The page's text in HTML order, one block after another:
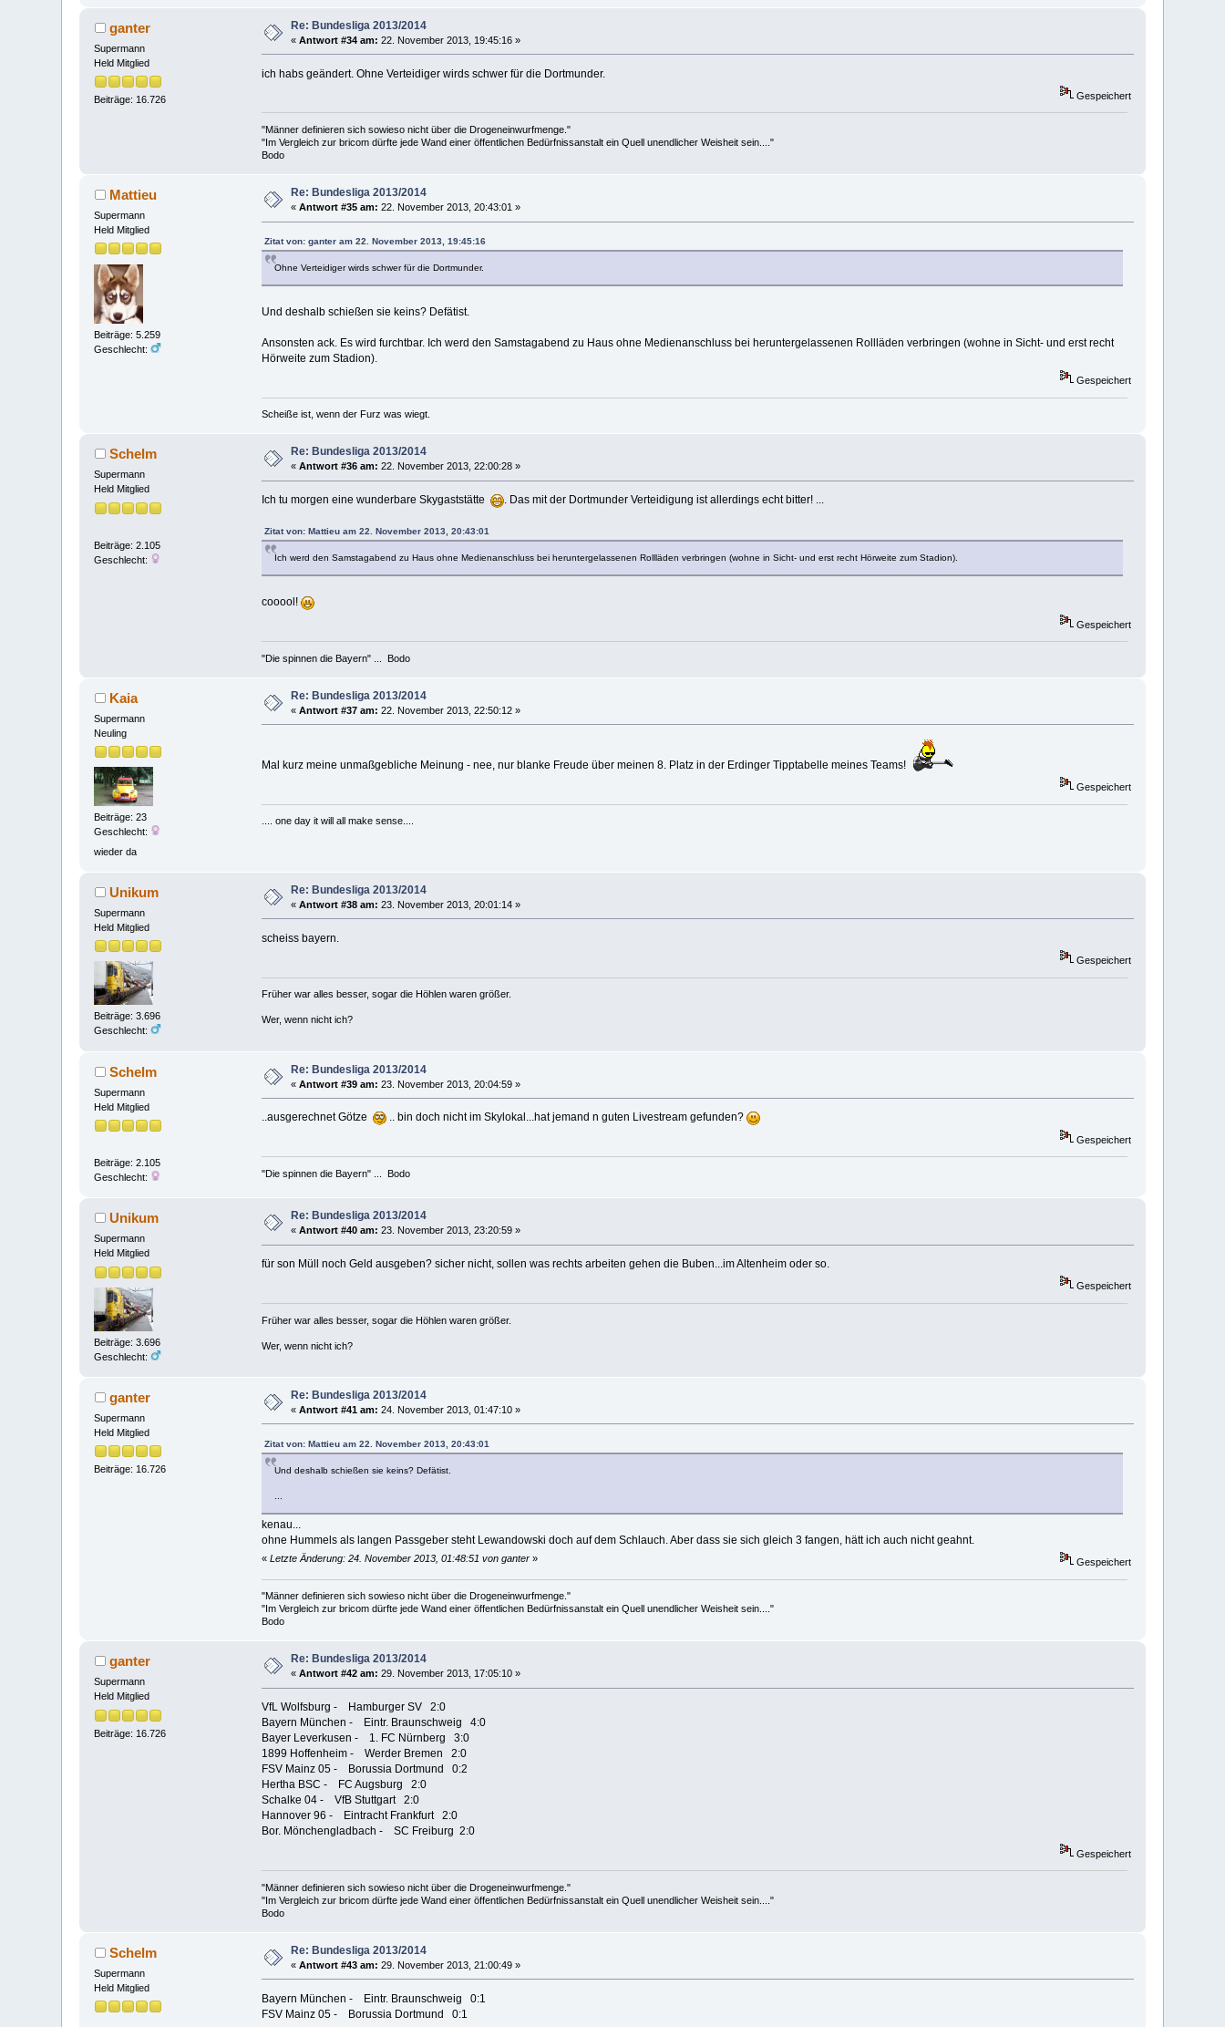
ganter
Supermann
Held Mitglied
Beiträge: 16.726
Re: Bundesliga 2013/2014
«Antwort #34 am: 22. November 2013, 19:45:16 »
ich habs geändert. Ohne Verteidiger wirds schwer für die Dortmunder.
Gespeichert
"Männer definieren sich sowieso nicht über die Drogeneinwurfmenge."
"Im Vergleich zur bricom dürfte jede Wand einer öffentlichen Bedürfnissanstalt ein Quell unendlicher Weisheit sein...."
Bodo
Mattieu
Supermann
Held Mitglied
Beiträge: 5.259
Geschlecht:
Re: Bundesliga 2013/2014
«Antwort #35 am: 22. November 2013, 20:43:01 »
Zitat von: ganter am 22. November 2013, 19:45:16
Ohne Verteidiger wirds schwer für die Dortmunder.
Und deshalb schießen sie keins? Defätist.
Ansonsten ack. Es wird furchtbar. Ich werd den Samstagabend zu Haus ohne Medienanschluss bei heruntergelassenen Rollläden verbringen (wohne in Sicht- und erst recht
Hörweite zum Stadion).
Gespeichert
Scheiße ist, wenn der Furz was wiegt.
Schelm
Supermann
Held Mitglied
Beiträge: 2.105
Geschlecht:
Re: Bundesliga 2013/2014
«Antwort #36 am: 22. November 2013, 22:00:28 »
Ich tu morgen eine wunderbare Skygaststätte . Das mit der Dortmunder Verteidigung ist allerdings echt bitter! ...
Zitat von: Mattieu am 22. November 2013, 20:43:01
Ich werd den Samstagabend zu Haus ohne Medienanschluss bei heruntergelassenen Rollläden verbringen (wohne in Sicht- und erst recht Hörweite zum Stadion).
cooool!
Gespeichert
"Die spinnen die Bayern" ... Bodo
Kaia
Supermann
Neuling
Beiträge: 23
Geschlecht:
wieder da
Re: Bundesliga 2013/2014
«Antwort #37 am: 22. November 2013, 22:50:12 »
Mal kurz meine unmaßgebliche Meinung - nee, nur blanke Freude über meinen 8. Platz in der Erdinger Tipptabelle meines Teams!
Gespeichert
.... one day it will all make sense....
Unikum
Supermann
Held Mitglied
Beiträge: 3.696
Geschlecht:
Re: Bundesliga 2013/2014
«Antwort #38 am: 23. November 2013, 20:01:14 »
scheiss bayern.
Gespeichert
Früher war alles besser, sogar die Höhlen waren größer.
Wer, wenn nicht ich?
Schelm
Supermann
Held Mitglied
Beiträge: 2.105
Geschlecht:
Re: Bundesliga 2013/2014
«Antwort #39 am: 23. November 2013, 20:04:59 »
..ausgerechnet Götze .. bin doch nicht im Skylokal...hat jemand n guten Livestream gefunden?
Gespeichert
"Die spinnen die Bayern" ... Bodo
Unikum
Supermann
Held Mitglied
Beiträge: 3.696
Geschlecht:
Re: Bundesliga 2013/2014
«Antwort #40 am: 23. November 2013, 23:20:59 »
für son Müll noch Geld ausgeben? sicher nicht, sollen was rechts arbeiten gehen die Buben...im Altenheim oder so.
Gespeichert
Früher war alles besser, sogar die Höhlen waren größer.
Wer, wenn nicht ich?
ganter
Supermann
Held Mitglied
Beiträge: 16.726
Re: Bundesliga 2013/2014
«Antwort #41 am: 24. November 2013, 01:47:10 »
Zitat von: Mattieu am 22. November 2013, 20:43:01
Und deshalb schießen sie keins? Defätist.
kenau...
ohne Hummels als langen Passgeber steht Lewandowski doch auf dem Schlauch. Aber dass sie sich gleich 3 fangen, hätt ich auch nicht geahnt.
« Letzte Änderung: 24. November 2013, 01:48:51 von ganter» Gespeichert
"Männer definieren sich sowieso nicht über die Drogeneinwurfmenge."
"Im Vergleich zur bricom dürfte jede Wand einer öffentlichen Bedürfnissanstalt ein Quell unendlicher Weisheit sein...."
Bodo
ganter
Supermann
Held Mitglied
Beiträge: 16.726
Re: Bundesliga 2013/2014
«Antwort #42 am: 29. November 2013, 17:05:10 »
VfL Wolfsburg - Hamburger SV 2:0
Bayern München - Eintr. Braunschweig 4:0
Bayer Leverkusen - 1. FC Nürnberg 3:0
1899 Hoffenheim - Werder Bremen 2:0
FSV Mainz 05 - Borussia Dortmund 0:2
Hertha BSC - FC Augsburg 2:0
Schalke 04 - VfB Stuttgart 2:0
Hannover 96 - Eintracht Frankfurt 2:0
Bor. Mönchengladbach - SC Freiburg 2:0
Gespeichert
"Männer definieren sich sowieso nicht über die Drogeneinwurfmenge."
"Im Vergleich zur bricom dürfte jede Wand einer öffentlichen Bedürfnissanstalt ein Quell unendlicher Weisheit sein...."
Bodo
Schelm
Supermann
Held Mitglied
Re: Bundesliga 2013/2014
«Antwort #43 am: 29. November 2013, 21:00:49 »
Bayern München - Eintr. Braunschweig 0:1
FSV Mainz 05 - Borussia Dortmund 0:1